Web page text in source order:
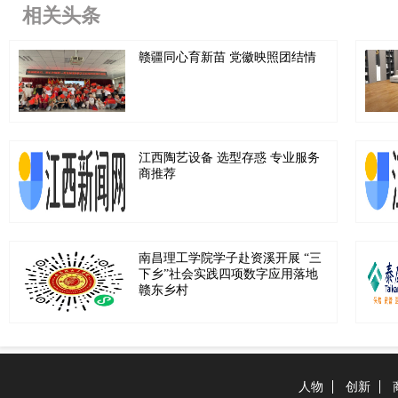
相关头条
赣疆同心育新苗 党徽映照团结情
江西陶艺设备 选型存惑 专业服务
商推荐
南昌理工学院学子赴资溪开展 “三
下乡”社会实践四项数字应用落地
赣东乡村
人物 创新